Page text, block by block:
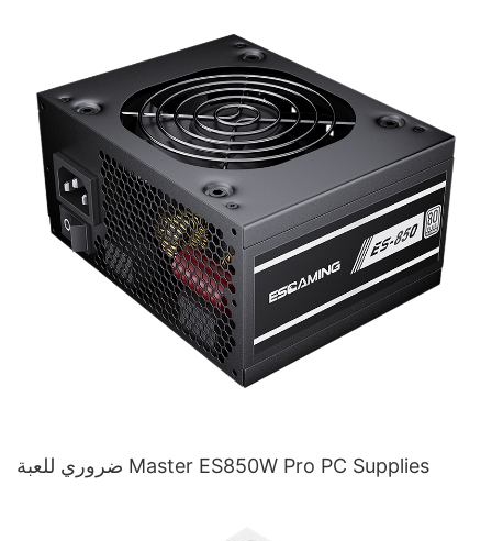
ضروري للعبة Master ES850W Pro PC Supplies